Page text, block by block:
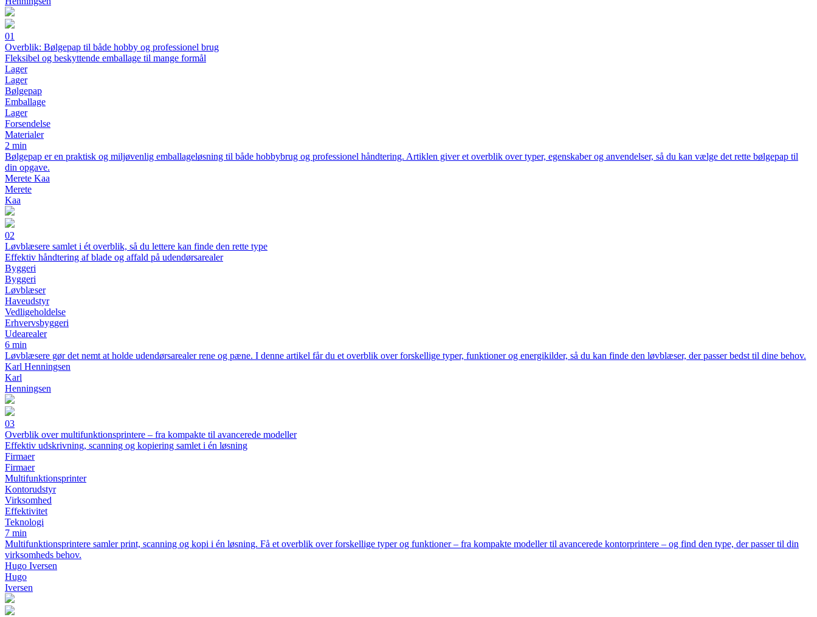
01
Overblik: Bølgepap til både hobby og professionel brug
Fleksibel og beskyttende emballage til mange formål
Lager
Lager
Bølgepap
Emballage
Lager
Forsendelse
Materialer
2 min
Bølgepap er en praktisk og miljøvenlig emballageløsning til både hobbybrug og professionel håndtering. Artiklen giver et overblik over typer, egenskaber og anvendelser, så du kan vælge det rette bølgepap til
din opgave.
Merete Kaa
Merete
Kaa
02
Løvblæsere samlet i ét overblik, så du lettere kan finde den rette type
Effektiv håndtering af blade og affald på udendørsarealer
Byggeri
Byggeri
Løvblæser
Haveudstyr
Vedligeholdelse
Erhvervsbyggeri
Udearealer
6 min
Løvblæsere gør det nemt at holde udendørsarealer rene og pæne. I denne artikel får du et overblik over forskellige typer, funktioner og energikilder, så du kan finde den løvblæser, der passer bedst til dine behov.
Karl Henningsen
Karl
Henningsen
03
Overblik over multifunktionsprintere – fra kompakte til avancerede modeller
Effektiv udskrivning, scanning og kopiering samlet i én løsning
Firmaer
Firmaer
Multifunktionsprinter
Kontorudstyr
Virksomhed
Effektivitet
Teknologi
7 min
Multifunktionsprintere samler print, scanning og kopi i én løsning. Få et overblik over forskellige typer og funktioner – fra kompakte modeller til avancerede kontorprintere – og find den type, der passer til din
virksomheds behov.
Hugo Iversen
Hugo
Iversen